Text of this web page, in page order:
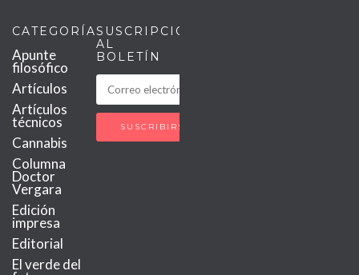
CATEGORÍAS
Apunte
filosófico
Artículos
Artículos
técnicos
Cannabis
Columna
Doctor
Vergara
Edición
impresa
Editorial
El verde del
SUSCRIPCIÓN
AL
BOLETÍN